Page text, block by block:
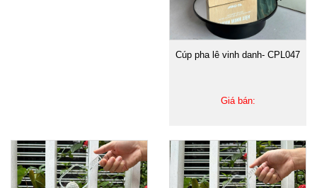
Cúp pha lê vinh danh- CPL047
Giá bán: